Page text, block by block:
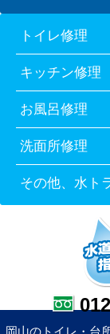
トイレ修理
キッチン修理
お風呂修理
洗面所修理
その他、水ト
岡山のトイレ・台